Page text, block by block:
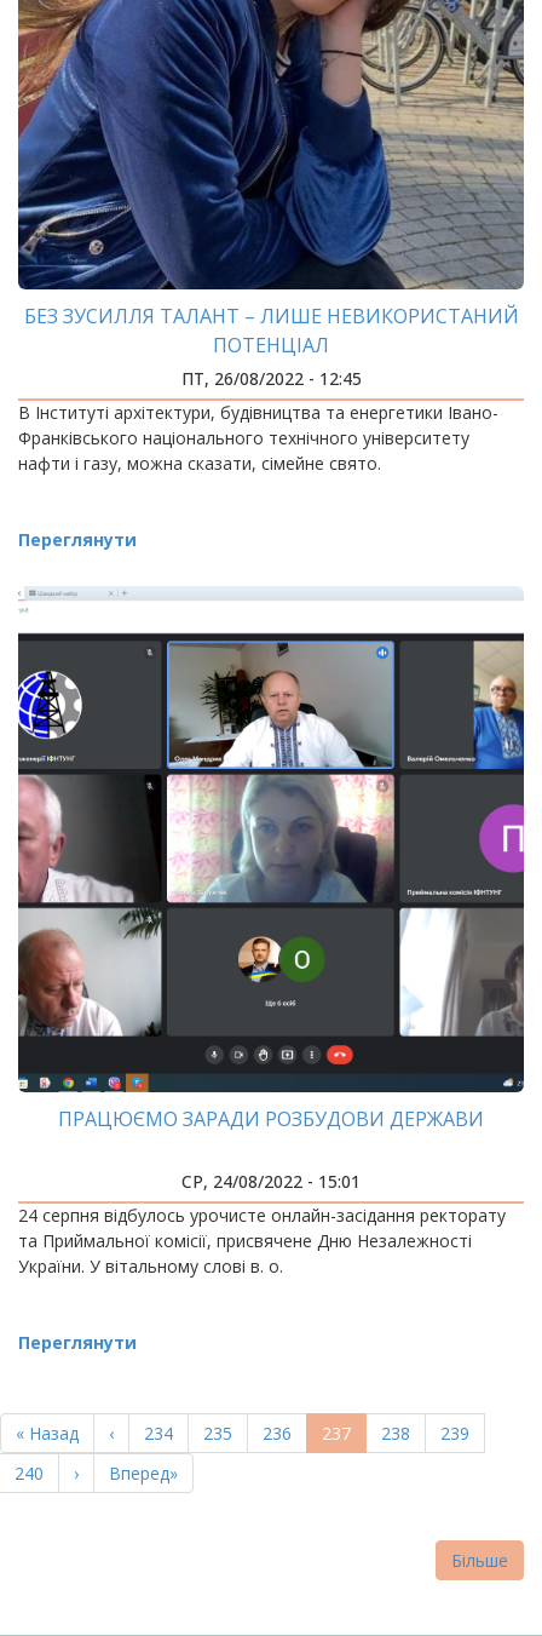
БЕЗ ЗУСИЛЛЯ ТАЛАНТ – ЛИШЕ НЕВИКОРИСТАНИЙ
ПОТЕНЦІАЛ
ПТ, 26/08/2022 - 12:45
В Інституті архітектури, будівництва та енергетики Івано-
Франківського національного технічного університету
нафти і газу, можна сказати, сімейне свято.
Переглянути
ПРАЦЮЄМО ЗАРАДИ РОЗБУДОВИ ДЕРЖАВИ
СР, 24/08/2022 - 15:01
24 серпня відбулось урочисте онлайн-засідання ректорату
та Приймальної комісії, присвячене Дню Незалежності
України. У вітальному слові в. о.
Переглянути
НА
СТОРІНКИ
Перша
сторінка
« Назад
Попередня
сторінка
‹ Page
234 Page
235 Page
236
Поточна
сторінка
237 Page
238 Page
239
Page
240
Наступна
сторінка
›
Остання
сторінка
Вперед»
Більше